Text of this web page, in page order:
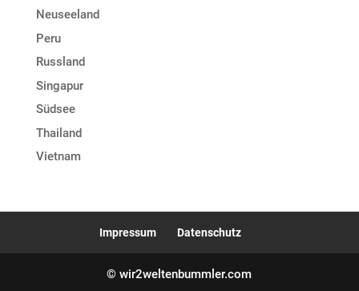
Neuseeland
Peru
Russland
Singapur
Südsee
Thailand
Vietnam
Impressum Datenschutz
© wir2weltenbummler.com